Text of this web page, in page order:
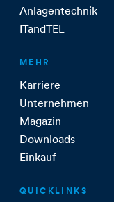
Anlagentechnik
ITandTEL
MEHR
Karriere
Unternehmen
Magazin
Downloads
Einkauf
QUICKLINKS